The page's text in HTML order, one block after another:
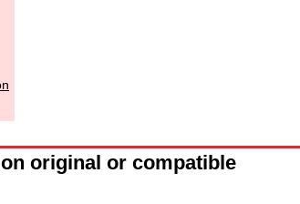
original or compatible